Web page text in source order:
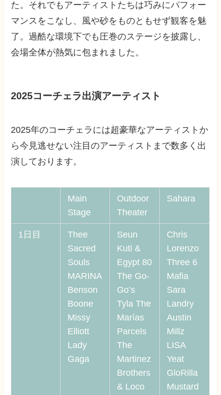
た。それでもアーティストたちは巧みにパフォー
マンスをこなし、風や砂をものともせず観客を魅
了。過酷な環境下でも圧巻のステージを披露し、
会場全体が熱気に包まれました。
2025コーチェラ出演アーティスト
2025年のコーチェラには超豪華なアーティストか
ら今見逃せない注目のアーティストまで数多く出
演しております。
Main
Stage
Outdoor
Theater
Sahara
1日目
Thee
Sacred
Souls
MARINA
Benson
Boone
Missy
Elliott
Lady
Gaga
Seun
Kuti &
Egypt 80
The Go-
Go’s
Tyla The
Marías
Parcels
The
Martinez
Brothers
& Loco
Chris
Lorenzo
Three 6
Mafia
Sara
Landry
Austin
Millz
LISA
Yeat
GloRilla
Mustard